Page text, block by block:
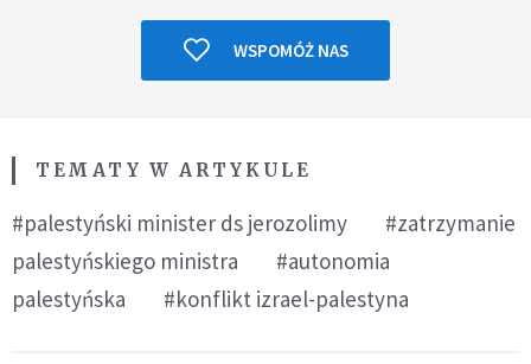
WSPOMÓŻ NAS
TEMATY W ARTYKULE
#palestyński minister ds jerozolimy
#zatrzymanie
palestyńskiego ministra
#autonomia
palestyńska
#konflikt izrael-palestyna